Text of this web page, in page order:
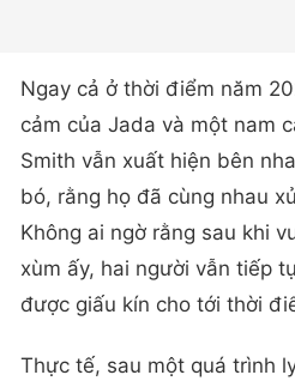
Ngay cả ở thời điểm năm
cảm của Jada và một nam
Smith vẫn xuất hiện bên
bó, rằng họ đã cùng nhau
Không ai ngờ rằng sau khi
xùm ấy, hai người vẫn tiếp
được giấu kín cho tới thời
Thực tế, sau một quá trình